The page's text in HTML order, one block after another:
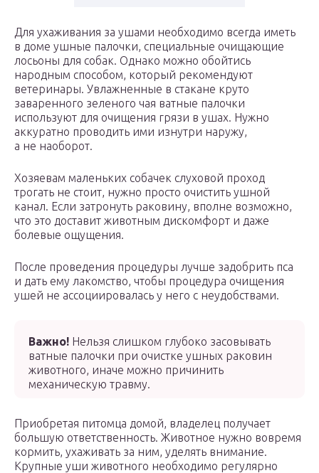
Для ухаживания за ушами необходимо всегда иметь
в доме ушные палочки, специальные очищающие
лосьоны для собак. Однако можно обойтись
народным способом, который рекомендуют
ветеринары. Увлажненные в стакане круто
заваренного зеленого чая ватные палочки
используют для очищения грязи в ушах. Нужно
аккуратно проводить ими изнутри наружу,
а не наоборот.
Хозяевам маленьких собачек слуховой проход
трогать не стоит, нужно просто очистить ушной
канал. Если затронуть раковину, вполне возможно,
что это доставит животным дискомфорт и даже
болевые ощущения.
После проведения процедуры лучше задобрить пса
и дать ему лакомство, чтобы процедура очищения
ушей не ассоциировалась у него с неудобствами.
Важно! Нельзя слишком глубоко засовывать
ватные палочки при очистке ушных раковин
животного, иначе можно причинить
механическую травму.
Приобретая питомца домой, владелец получает
большую ответственность. Животное нужно вовремя
кормить, ухаживать за ним, уделять внимание.
Крупные уши животного необходимо регулярно